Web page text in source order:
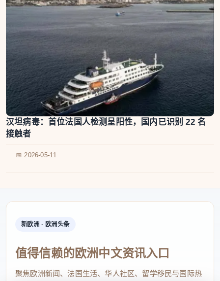
汉坦病毒：首位法国人检测呈阳性，国内已识别 22 名
接触者
📅 2026-05-11
新欧洲 · 欧洲头条
值得信赖的欧洲中文资讯入口
聚焦欧洲新闻、法国生活、华人社区、留学移民与国际热